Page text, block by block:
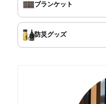
ブランケット
防災グッズ